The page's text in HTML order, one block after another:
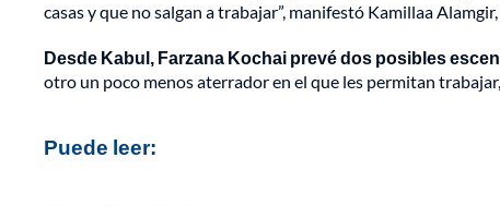
casas y que no salgan a trabajar”, manifestó Kamillaa
Desde Kabul, Farzana Kochai prevé dos posibles
otro un poco menos aterrador en el que les permitan
Puede leer: